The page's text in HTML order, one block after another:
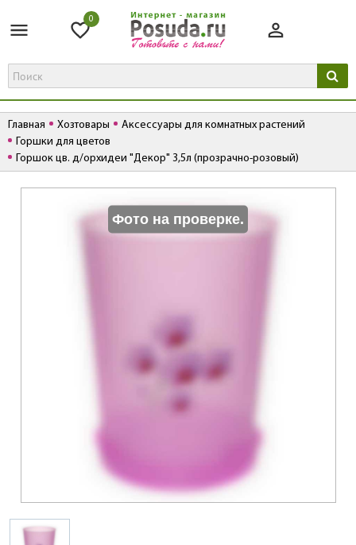
0
Главная Хозтовары
Аксессуары для комнатных растений
Горшки для цветов
Горшок цв. д/орхидеи "Декор" 3,5л (прозрачно-розовый)
Фото на проверке.